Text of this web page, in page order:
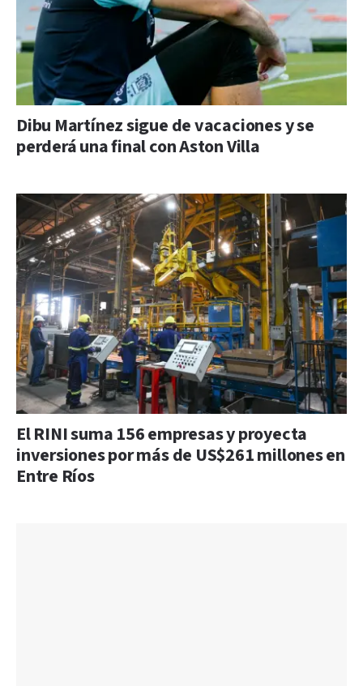
Dibu Martínez sigue de vacaciones y se
perderá una final con Aston Villa
El RINI suma 156 empresas y proyecta
inversiones por más de US$261 millones en
Entre Ríos